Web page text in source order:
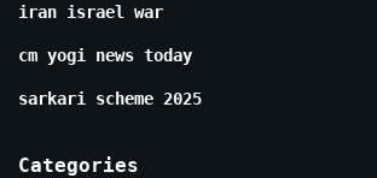
iran israel war
cm yogi news today
sarkari scheme 2025
Categories